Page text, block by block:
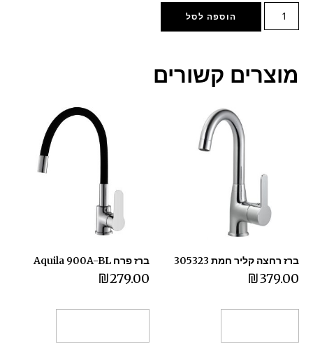
הוספה לסל
מוצרים קשורים
ברז רחצה קליר חמת 305323
₪379.00
ברז פרח Aquila 900A-BL
₪279.00